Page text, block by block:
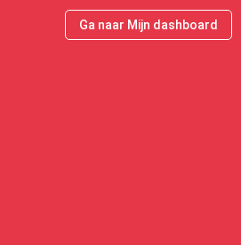
Ga naar Mijn dashboard